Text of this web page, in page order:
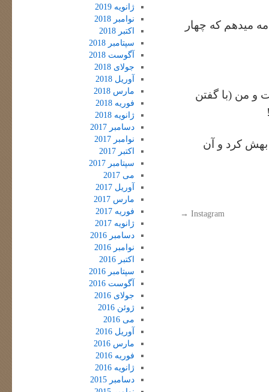
میدهم که چهار
و من (با گفتن
بهش کرد و آن
Instagram
→
ژانویه 2019
نوامبر 2018
اکتبر 2018
سپتامبر 2018
آگوست 2018
جولای 2018
آوریل 2018
مارس 2018
فوریه 2018
ژانویه 2018
دسامبر 2017
نوامبر 2017
اکتبر 2017
سپتامبر 2017
می 2017
آوریل 2017
مارس 2017
فوریه 2017
ژانویه 2017
دسامبر 2016
نوامبر 2016
اکتبر 2016
سپتامبر 2016
آگوست 2016
جولای 2016
ژوئن 2016
می 2016
آوریل 2016
مارس 2016
فوریه 2016
ژانویه 2016
دسامبر 2015